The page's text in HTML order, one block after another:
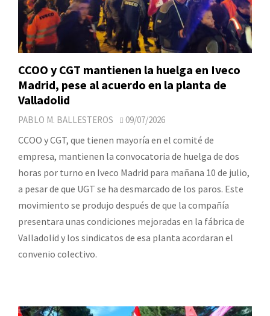
CCOO y CGT mantienen la huelga en Iveco
Madrid, pese al acuerdo en la planta de
Valladolid
PABLO M. BALLESTEROS 09/07/2026
CCOO y CGT, que tienen mayoría en el comité de
empresa, mantienen la convocatoria de huelga de dos
horas por turno en Iveco Madrid para mañana 10 de julio,
a pesar de que UGT se ha desmarcado de los paros. Este
movimiento se produjo después de que la compañía
presentara unas condiciones mejoradas en la fábrica de
Valladolid y los sindicatos de esa planta acordaran el
convenio colectivo.